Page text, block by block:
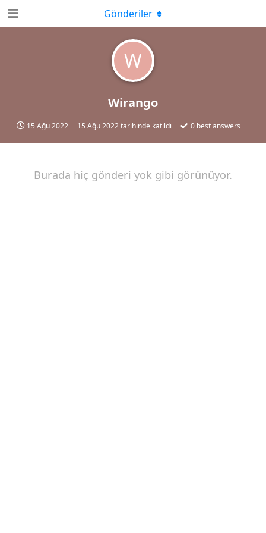
W
Wirango
15 Ağu 2022 15 Ağu 2022tarihinde katıldı 0 best answers
Gönderiler
Burada hiç gönderi yok gibi görünüyor.